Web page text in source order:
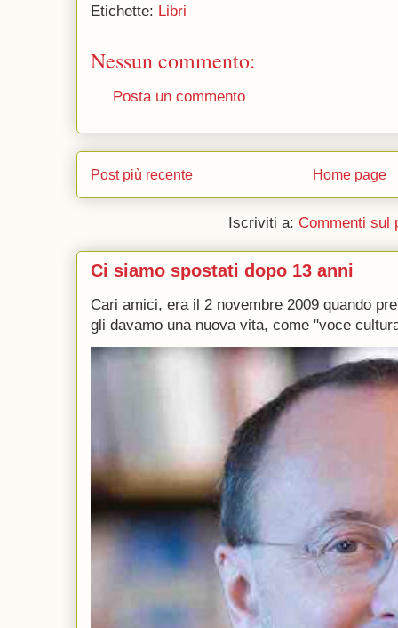
Etichette: Libri
Nessun commento:
Posta un commento
Post più recente Home page
Iscriviti a: Commenti sul
Ci siamo spostati dopo 13 anni
Cari amici, era il 2 novembre 2009 quando
gli davamo una nuova vita, come "voce